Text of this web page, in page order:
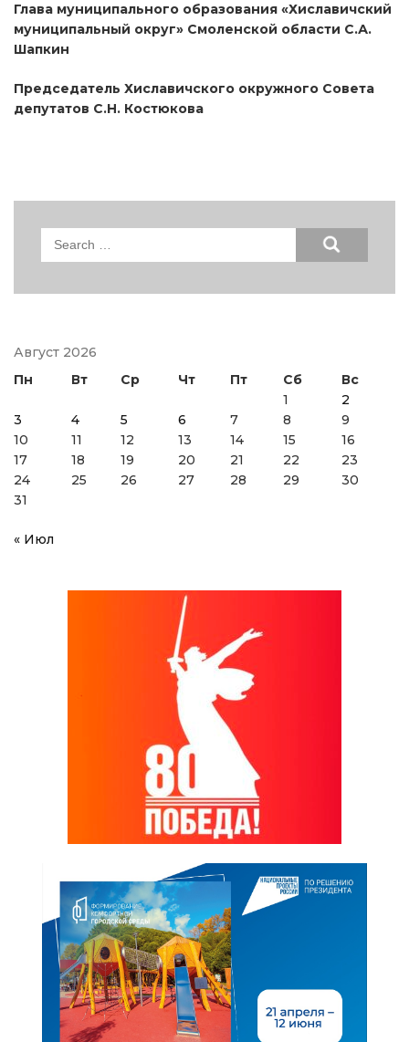
Глава муниципального образования «Хиславичский
муниципальный округ» Смоленской области С.А.
Шапкин
Председатель Хиславичского окружного Совета
депутатов С.Н. Костюкова
Search
Август 2026
Пн
Вт Ср Чт Пт Сб
Вс
1
2
3
4 5 6 7 8
9
10
11 12 13 14 15
16
17
18 19 20 21 22
23
24
25 26 27 28 29
30
31
« Июл